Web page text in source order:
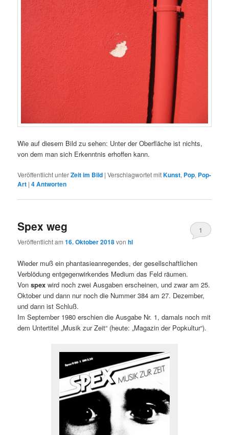
Wie auf diesem Bild zu sehen: Unter der Oberfläche ist nichts,
von dem man sich Erkenntnis erhoffen kann.
Veröffentlicht unterZeit im Bild |Verschlagwortet mitKunst, Pop, Pop-
Art |4Antworten
Spex weg
Veröffentlicht am16. Oktober 2018vonhl
1
Wieder muß ein phantasieanregendes, der gesellschaftlichen
Verblödung entgegenwirkendes Medium das Feld räumen.
Vonspex wird noch zwei Ausgaben erscheinen, und zwar am 25.
Oktober und dann nur noch die Nummer 384 am 27. Dezember,
und dann ist Schluß.
Im September 1980 erschien die Ausgabe Nr. 1, damals noch mit
dem Untertitel „Musik zur Zeit“ (heute: „Magazin der Popkultur“).